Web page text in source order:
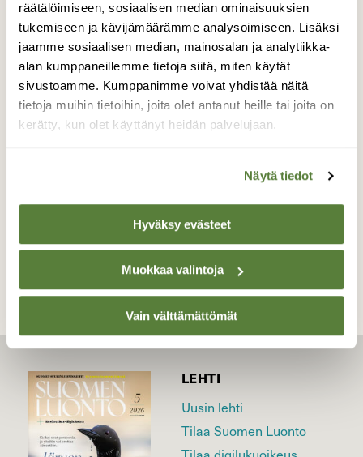
räätälöimiseen, sosiaalisen median ominaisuuksien
tukemiseen ja kävijämäärämme analysoimiseen. Lisäksi
jaamme sosiaalisen median, mainosalan ja analytiikka-
alan kumppaneillemme tietoja siitä, miten käytät
sivustoamme. Kumppanimme voivat yhdistää näitä
tietoja muihin tietoihin, joita olet antanut heille tai joita on
kerätty, kun olet käyttänyt heidän palvelujaan.
Näytä tiedot
Hyväksy evästeet
Muokkaa valintoja
Vain välttämättömät
Ramasee
Helle sai itsekunkin väsymään, kuten kuvan
metsäjänistutun lepäsi aamulla osittain
varjossa.
TAKAISIN LISTAAN
LEHTI
Uusin lehti
Tilaa Suomen Luonto